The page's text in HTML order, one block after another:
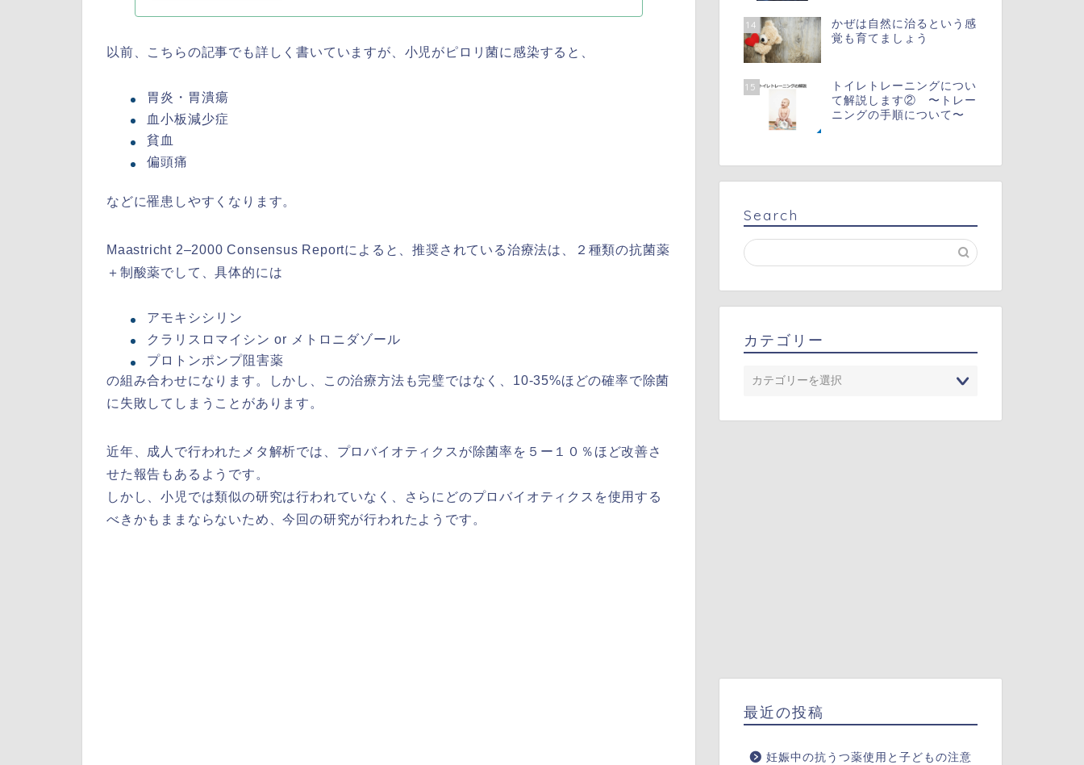
以前、こちらの記事でも詳しく書いていますが、小児がピロリ菌に感染すると、
胃炎・胃潰瘍
血小板減少症
貧血
偏頭痛
などに罹患しやすくなります。
Maastricht 2–2000 Consensus Reportによると、推奨されている治療法は、２種類の抗菌薬
＋制酸薬でして、具体的には
アモキシシリン
クラリスロマイシン or メトロニダゾール
プロトンポンプ阻害薬
の組み合わせになります。しかし、この治療方法も完璧ではなく、10-35%ほどの確率で除菌
に失敗してしまうことがあります。
近年、成人で行われたメタ解析では、プロバイオティクスが除菌率を５ー１０％ほど改善さ
せた報告もあるようです。
しかし、小児では類似の研究は行われていなく、さらにどのプロバイオティクスを使用する
べきかもままならないため、今回の研究が行われたようです。
14
かぜは自然に治るという感
覚も育てましょう
15
トイレトレーニングについ
て解説します② 〜トレー
ニングの手順について〜
Search
カテゴリー
最近の投稿
妊娠中の抗うつ薬使用と子どもの注意